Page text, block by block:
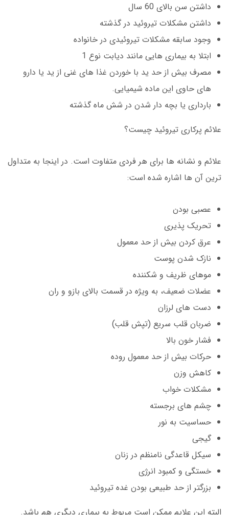
داشتن سن بالای 60 سال
داشتن مشکلات تیروئید در گذشته
وجود سابقه مشکلات تیروئیدی در خانواده
ابتلا به بیماری هایی مانند دیابت نوع 1
مصرف بیش از حد ید با خوردن غذا های غنی از ید یا دارو
های حاوی این ماده شیمیایی.
بارداری یا بچه دار شدن در شش ماه گذشته
علائم پرکاری تیروئید چیست؟
علائم و نشانه ها برای هر فردی متفاوت است. در اینجا به متداول
ترین آن ها اشاره شده است:
عصبی بودن
تحریک پذیری
عرق کردن بیش از حد معمول
نازک شدن پوست
موهای ظریف و شکننده
عضلات ضعیف، به ویژه در قسمت بالای بازو و ران
دست های لرزان
ضربان قلب سریع (تپش قلب)
فشار خون بالا
حرکات بیش از حد معمول روده
کاهش وزن
مشکلات خواب
چشم های برجسته
حساسیت به نور
گیجی
سیکل قاعدگی نامنظم در زنان
خستگی و کمبود انرژی
بزرگتر از حد طبیعی بودن غده تیروئید
البته این علایم ممکن است مربوط به بیماری دیگری هم باشد.